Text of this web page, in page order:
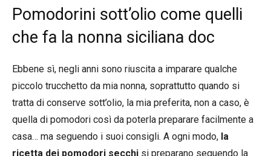
Pomodorini sott’olio come quelli
che fa la nonna siciliana doc
Ebbene sì, negli anni sono riuscita a imparare qualche
piccolo trucchetto da mia nonna, soprattutto quando si
tratta di conserve sott’olio, la mia preferita, non a caso, è
quella di pomodori così da poterla preparare facilmente a
casa… ma seguendo i suoi consigli. A ogni modo, la
ricetta dei pomodori secchi si preparano seguendo la